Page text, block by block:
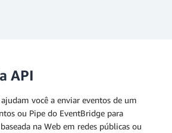
API
você a enviar eventos de um
ou Pipe do EventBridge para
na Web em redes públicas ou